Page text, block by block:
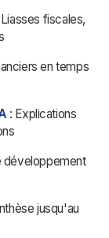
Liasses fiscales,
en temps
: Explications
développement
jusqu'au